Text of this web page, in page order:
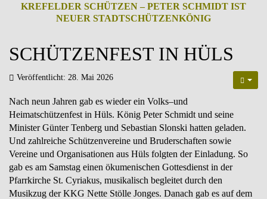
KREFELDER SCHÜTZEN – PETER SCHMIDT IST
NEUER STADTSCHÜTZENKÖNIG
SCHÜTZENFEST IN HÜLS
Veröffentlicht: 28. Mai 2026
Nach neun Jahren gab es wieder ein Volks–und
Heimatschützenfest in Hüls. König Peter Schmidt und seine
Minister Günter Tenberg und Sebastian Slonski hatten geladen.
Und zahlreiche Schützenvereine und Bruderschaften sowie
Vereine und Organisationen aus Hüls folgten der Einladung. So
gab es am Samstag einen ökumenischen Gottesdienst in der
Pfarrkirche St. Cyriakus, musikalisch begleitet durch den
Musikzug der KKG Nette Stölle Jonges. Danach gab es auf dem